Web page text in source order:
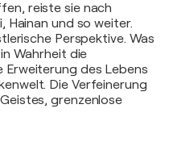
reiste sie nach
Hainan und so weiter.
Perspektive. Was
Wahrheit die
Erweiterung des Lebens
Die Verfeinerung
grenzenlose